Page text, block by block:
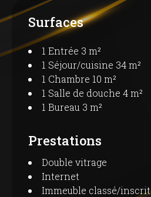
Surfaces
1 Entrée 3 m²
1 Séjour/cuisine 34 m²
1 Chambre 10 m²
1 Salle de douche 4 m²
1 Bureau 3 m²
Prestations
Double vitrage
Internet
Immeuble classé/inscrit